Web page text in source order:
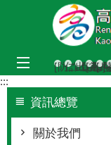
跳到主要內容區塊
[防詐宣導]
仁武區
出境2
[當
[
:::
資訊總覽
關於我們